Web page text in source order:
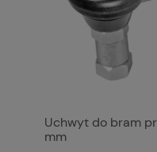
Uchwyt do bram
mm